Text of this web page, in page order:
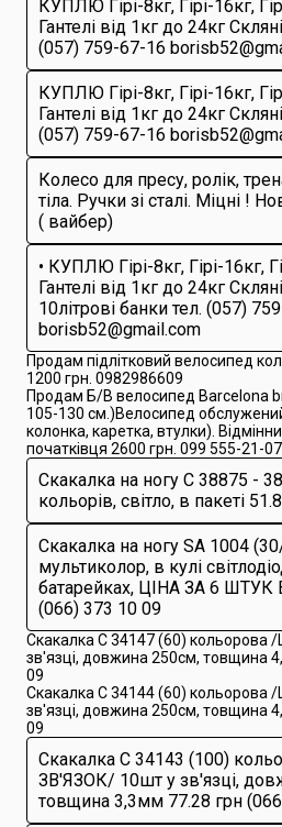
КУПЛЮ Гірі-8кг, Гірі-16кг,
Гантелі від 1кг до 24кг
(057) 759-67-16
КУПЛЮ Гірі-8кг, Гірі-16кг,
Гантелі від 1кг до 24кг
(057) 759-67-16
Колесо для пресу, ролік,
тіла. Ручки зі сталі. Міцні !
( вайбер)
• КУПЛЮ Гірі-8кг, Гірі-16кг,
Гантелі від 1кг до 24кг
10літрові банки тел. (057)
borisb52@gmail.com
Продам підлітковий велосипед
1200 грн. 0982986609
Продам Б/В велосипед Barcelona
105-130 см.)Велосипед
колонка, каретка, втулки).
початківця 2600 грн. 099 555-21-07
Скакалка на ногу С 38875 -
кольорів, світло, в пакеті
Скакалка на ногу SA 1004
мультиколор, в кулі
батарейках, ЦІНА ЗА 6 ШТУК
(066) 373 10 09
Скакалка С 34147 (60) кольорова
зв'язці, довжина 250см, товщина
09
Скакалка С 34144 (60) кольорова
зв'язці, довжина 250см, товщина
09
Скакалка С 34143 (100)
ЗВ'ЯЗОК/ 10шт у зв'язці,
товщина 3,3мм 77.28 грн